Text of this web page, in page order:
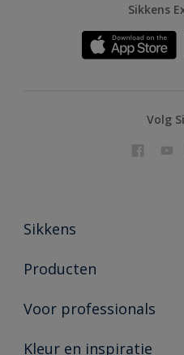
Sikkens
Volg
Sikkens
Over Sikkens
Duurzaamheid
Producten
Producten voor binnen
Vind je verkooppunt
Voor professionals
Advies & service
Kleur en inspiratie